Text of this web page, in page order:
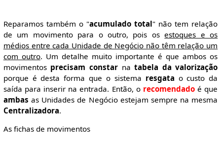
Reparamos também o "acumulado total" não tem relação
de um movimento para o outro, pois osestoques e os
médios entre cada Unidade de Negócio não têm relação um
com outro. Um detalhe muito importante é que ambos os
movimentos precisam constarnatabela da valorização
porque é desta forma que o sistema resgata o custo da
saída para inserir na entrada. Então, o recomendadoé que
ambas as Unidades de Negócio estejam sempre na mesma
Centralizadora.
As fichas de movimentos